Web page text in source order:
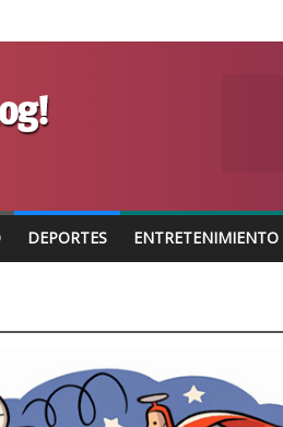
DEPORTES ENTRETENIMIENTO